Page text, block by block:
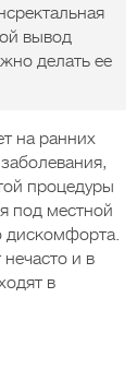
вывод
делать ее
на ранних
процедуры
под местной
дискомфорта.
и в
в